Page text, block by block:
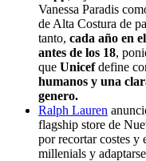
Vanessa Paradis
de Alta Costura de
tanto, cada año en
antes de los 18,
que Unicefdefine
humanos y una
genero.
Ralph Lauren
flagship store de
por recortar costes y
millenials y